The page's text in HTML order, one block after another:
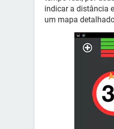
indicar a distância
um mapa